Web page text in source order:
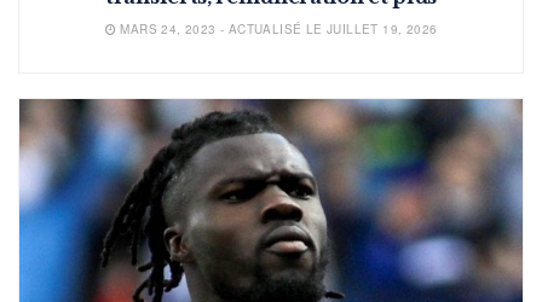
MARS 24, 2023 - ACTUALISÉ LE JUILLET 19, 2026